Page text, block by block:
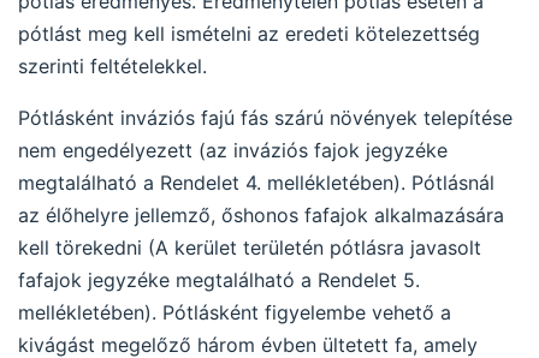
pótlást meg kell ismételni az eredeti kötelezettség
szerinti feltételekkel.
Pótlásként inváziós fajú fás szárú növények telepítése
nem engedélyezett (az inváziós fajok jegyzéke
megtalálható a Rendelet 4. mellékletében). Pótlásnál
az élőhelyre jellemző, őshonos fafajok alkalmazására
kell törekedni (A kerület területén pótlásra javasolt
fafajok jegyzéke megtalálható a Rendelet 5.
mellékletében). Pótlásként figyelembe vehető a
kivágást megelőző három évben ültetett fa, amely